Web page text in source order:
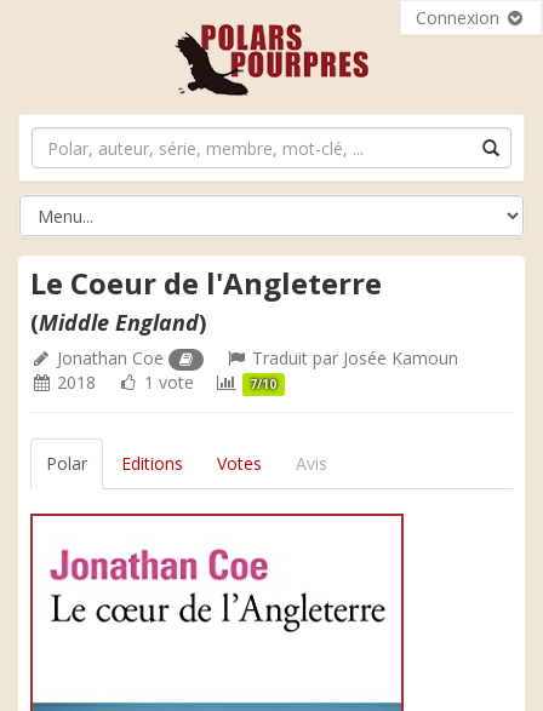
Connexion
Le Coeur de l'Angleterre
(Middle England)
Jonathan Coe Traduit par Josée Kamoun
2018
1 vote 7/10
Polar Editions Votes Avis